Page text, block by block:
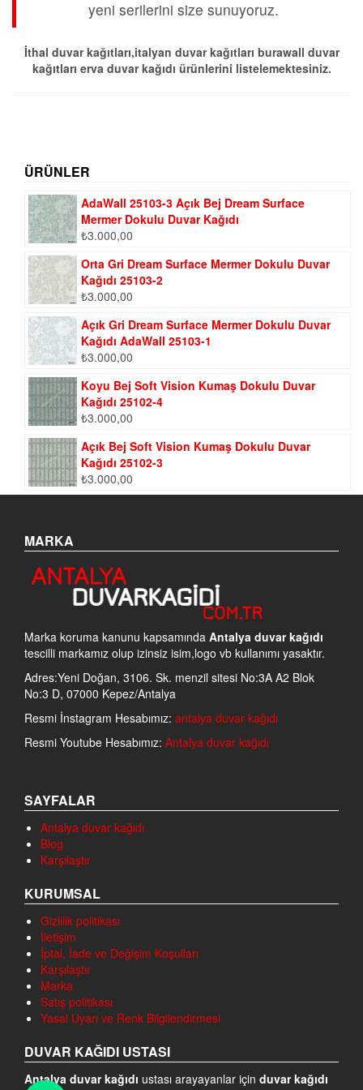
yeni serilerini size sunuyoruz.
İthal duvar kağıtları,italyan duvar kağıtları burawall duvar
kağıtları erva duvar kağıdı ürünlerini listelemektesiniz.
ÜRÜNLER
AdaWall 25103-3 Açık Bej Dream Surface
Mermer Dokulu Duvar Kağıdı
₺3.000,00
Orta Gri Dream Surface Mermer Dokulu Duvar
Kağıdı 25103-2
₺3.000,00
Açık Gri Dream Surface Mermer Dokulu Duvar
Kağıdı AdaWall 25103-1
₺3.000,00
Koyu Bej Soft Vision Kumaş Dokulu Duvar
Kağıdı 25102-4
₺3.000,00
Açık Bej Soft Vision Kumaş Dokulu Duvar
Kağıdı 25102-3
₺3.000,00
MARKA
Marka koruma kanunu kapsamında Antalya duvar kağıdı
tescilli markamız olup izinsiz isim,logo vb kullanımı yasaktır.
Adres:Yeni Doğan, 3106. Sk. menzil sitesi No:3A A2 Blok
No:3 D, 07000 Kepez/Antalya
Resmi İnstagram Hesabımız: antalya duvar kağıdı
Resmi Youtube Hesabımız: Antalya duvar kağıdı
SAYFALAR
Antalya duvar kağıdı
Blog
Karşılaştır
KURUMSAL
Gizlilik politikası
İletişim
İptal, İade ve Değişim Koşulları
Karşılaştır
Marka
Satış politikası
Yasal Uyarı ve Renk Bilgilendirmesi
DUVAR KAĞIDI USTASI
Antalya duvar kağıdı ustası arayayanlar için duvar kağıdı